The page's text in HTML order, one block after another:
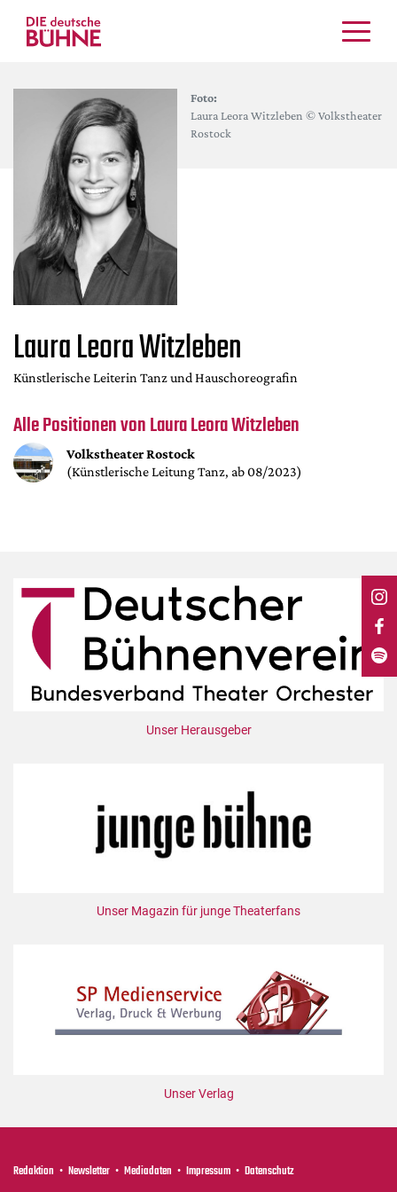
Schauspiel
Musiktheater
Tanz
Crossover
Bühnenwelt
Festivals & Veranstaltungen
Menschen & Theater
Themen
Nachrufe
Medientipps
DdB-map
Kalender
Premierensuche
Leseproben
Podcast
Service
Shop / Abo
Newsletter
Mediadaten
Foto:
Laura Leora Witzleben © Volkstheater
Rostock
Laura Leora Witzleben
Künstlerische Leiterin Tanz und Hauschoreografin
Alle Positionen von Laura Leora Witzleben
Volkstheater Rostock
(Künstlerische Leitung Tanz, ab 08/2023)
Unser Herausgeber
Unser Magazin für junge Theaterfans
Unser Verlag
Redaktion Newsletter Mediadaten Impressum Datenschutz